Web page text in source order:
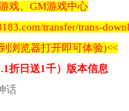
戏、GM游戏中心
transfer/trans-
浏览器打开即可体验)<<
折日送1千）版本信息
话